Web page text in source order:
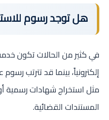
هل توجد رسوم
في كثير من الحالات تكون
إلكترونياً، بينما قد تترتب
مثل استخراج شهادات رسمية
المستندات القضائية.